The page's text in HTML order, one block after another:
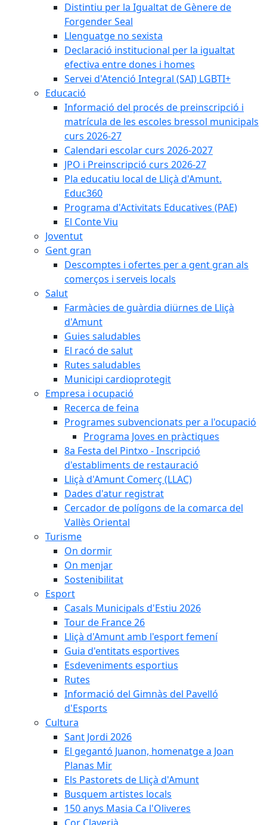
Distintiu per la Igualtat de Gènere de
Forgender Seal
Llenguatge no sexista
Declaració institucional per la igualtat
efectiva entre dones i homes
Servei d'Atenció Integral (SAI) LGBTI+
Educació
Informació del procés de preinscripció i
matrícula de les escoles bressol municipals
curs 2026-27
Calendari escolar curs 2026-2027
JPO i Preinscripció curs 2026-27
Pla educatiu local de Lliçà d'Amunt.
Educ360
Programa d'Activitats Educatives (PAE)
El Conte Viu
Joventut
Gent gran
Descomptes i ofertes per a gent gran als
comerços i serveis locals
Salut
Farmàcies de guàrdia diürnes de Lliçà
d'Amunt
Guies saludables
El racó de salut
Rutes saludables
Municipi cardioprotegit
Empresa i ocupació
Recerca de feina
Programes subvencionats per a l'ocupació
Programa Joves en pràctiques
8a Festa del Pintxo - Inscripció
d'establiments de restauració
Lliçà d'Amunt Comerç (LLAC)
Dades d'atur registrat
Cercador de polígons de la comarca del
Vallès Oriental
Turisme
On dormir
On menjar
Sostenibilitat
Esport
Casals Municipals d'Estiu 2026
Tour de France 26
Lliçà d'Amunt amb l'esport femení
Guia d'entitats esportives
Esdeveniments esportius
Rutes
Informació del Gimnàs del Pavelló
d'Esports
Cultura
Sant Jordi 2026
El gegantó Juanon, homenatge a Joan
Planas Mir
Els Pastorets de Lliçà d'Amunt
Busquem artistes locals
150 anys Masia Ca l'Oliveres